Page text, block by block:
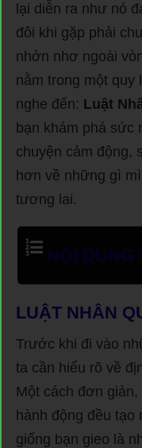
lại diễn ra như nó
đôi khi gặp phải
nhởn nhơ ngoài
nằm trong một quy
nghe đến: Luật
bạn khám phá sức
chuyện cảm động,
hơn về những gì
tương lai.
NỘI DUNG
LUẬT NHÂN
Trước khi đi vào
ta cần hiểu rõ về
Một cách đơn
hành động đều
giống bạn gieo là